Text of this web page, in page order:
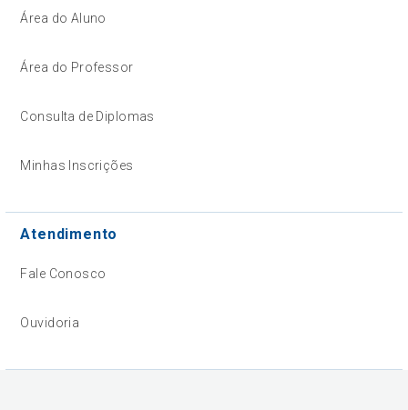
Área do Aluno
Área do Professor
Consulta de Diplomas
Minhas Inscrições
Atendimento
Fale Conosco
Ouvidoria